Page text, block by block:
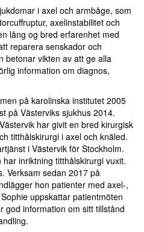
i axel och armbåge, som
axelinstabilitet och
lång og bred erfarenhet med
reparera senskador och
betonar vikten av att ge alla
information om diagnos,
på karolinska institutet 2005
på Västerviks sjukhus 2014.
har givit en bred kirurgisk
titthålskirurgi i axel och knäled.
i Västervik för Stockholm.
inriktning titthålskirurgi vuxit.
Verksam sedan 2017 på
hon patienter med axel-,
uppskattar patientmöten
god information om sitt tillstånd